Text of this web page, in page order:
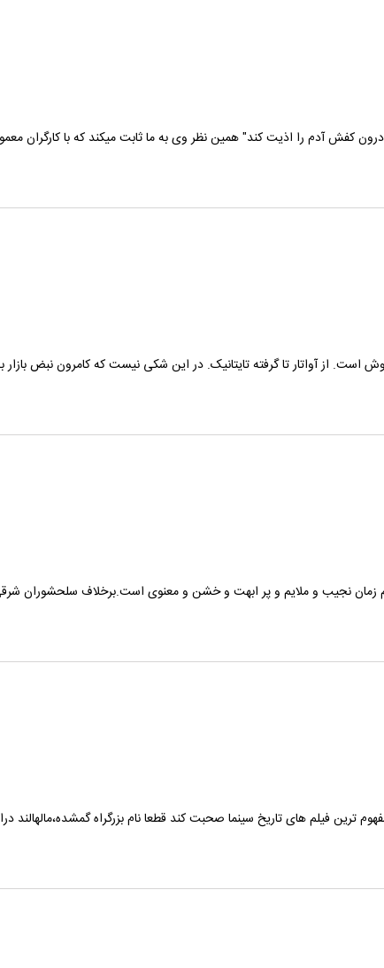
کفش آدم را اذیت کند" همین نظر وی به ما ثابت میکند که با کارگران
است. از آواتار تا گرفته تایتانیک. در این ‌شکی نیست که کامرون نبض بازار
زمان نجیب و ملایم و پر ابهت و خشن و معنوی است.برخلاف سلحشوران
فیلم های تاریخ سینما صحبت کند قطعا نام بزرگراه گمشده،مالهالند